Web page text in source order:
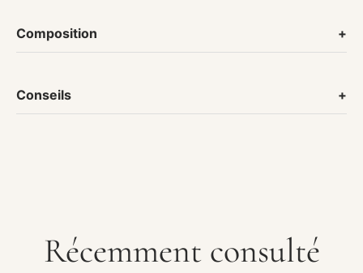
Composition
Conseils
Récemment consulté